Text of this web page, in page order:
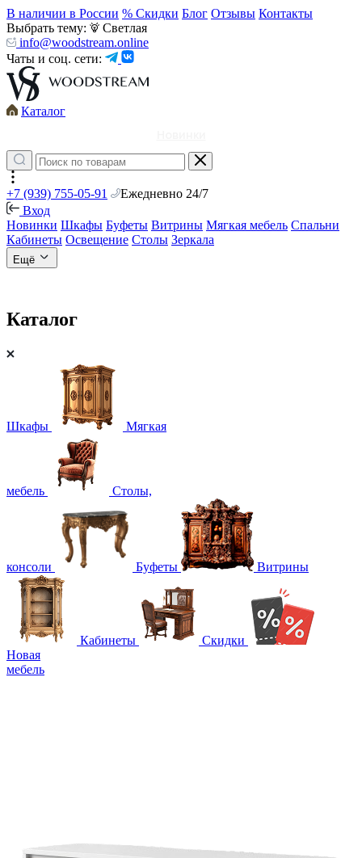
В наличии в России % Скидки Блог Отзывы Контакты
Выбрать тему:
Светлая
info@woodstream.online
Чаты и соц. сети:
Каталог
+7 (939) 755-05-91
Ежедневно 24/7
Вход
Новинки Шкафы Буфеты Витрины Мягкая мебель Спальни
Кабинеты Освещение Столы Зеркала
Ещё
Каталог
Шкафы Мягкая
мебель Столы,
консоли Буфеты Витрины
Кабинеты
Скидки
Новая
мебель